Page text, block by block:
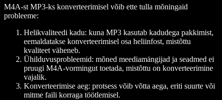
M4A-st MP3-ks konverteerimisel võib ette tulla mõningaid
probleeme:
Helikvaliteedi kadu: kuna MP3 kasutab kadudega pakkimist,
eemaldatakse konverteerimisel osa heliinfost, mistõttu
kvaliteet väheneb.
Ühilduvusprobleemid: mõned meediamängijad ja seadmed ei
pruugi M4A-vormingut toetada, mistõttu on konverteerimine
vajalik.
Konverteerimise aeg: protsess võib võtta aega, eriti suurte või
mitme faili korraga töötlemisel.